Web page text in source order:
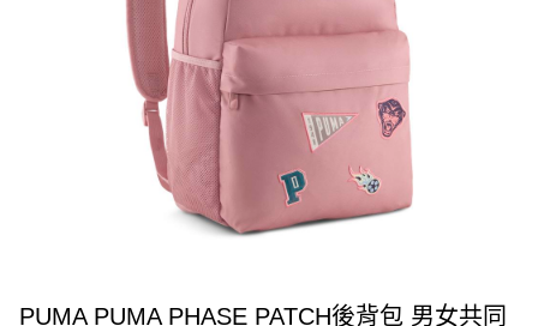
PUMA PUMA PHASE PATCH後背包 男女共同